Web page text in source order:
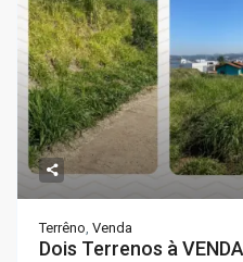
Terrêno,Venda
Dois Terrenos à